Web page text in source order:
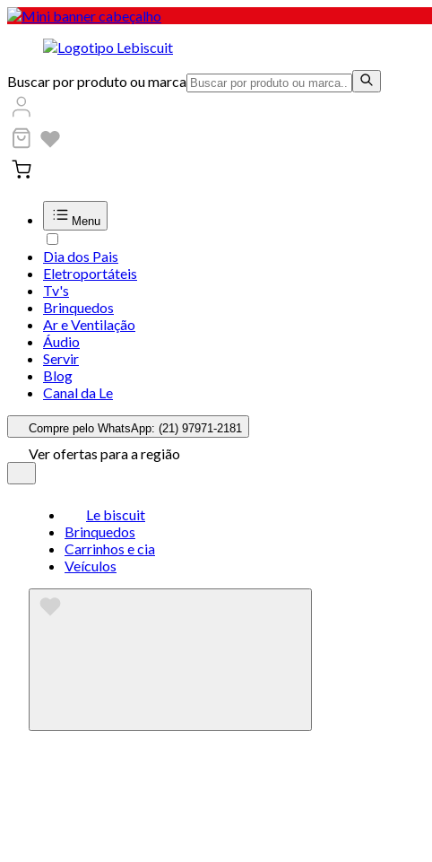
Buscar por produto ou marca
Menu
Dia dos Pais
Eletroportáteis
Tv's
Brinquedos
Ar e Ventilação
Áudio
Servir
Blog
Canal da Le
Compre pelo WhatsApp: (21) 97971-2181
Ver ofertas para a região
Le biscuit
Brinquedos
Carrinhos e cia
Veículos